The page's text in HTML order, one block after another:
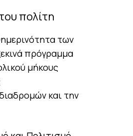
πολίτη
των
πρόγραμμα
μήκους
και την